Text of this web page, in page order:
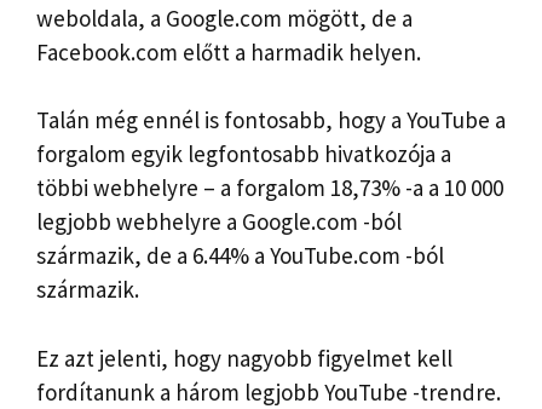
weboldala, a Google.com mögött, de a
Facebook.com előtt a harmadik helyen.
Talán még ennél is fontosabb, hogy a YouTube a
forgalom egyik legfontosabb hivatkozója a
többi webhelyre – a forgalom 18,73% -a a 10 000
legjobb webhelyre a Google.com -ból
származik, de a 6.44% a YouTube.com -ból
származik.
Ez azt jelenti, hogy nagyobb figyelmet kell
fordítanunk a három legjobb YouTube -trendre.